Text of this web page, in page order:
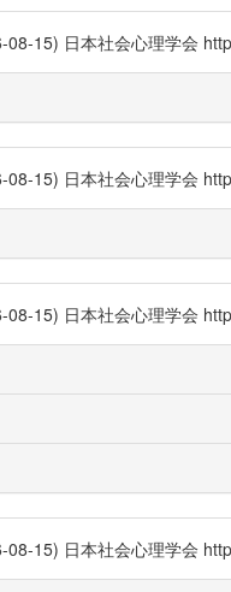
08-15) 日本社会心理学会
08-15) 日本社会心理学会
08-15) 日本社会心理学会
08-15) 日本社会心理学会